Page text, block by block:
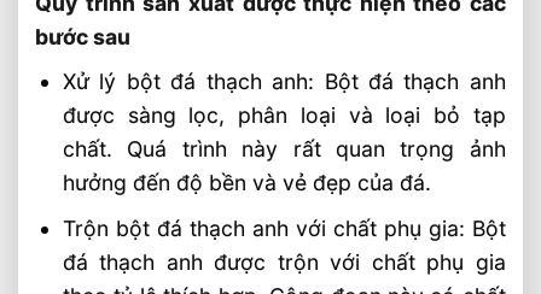
nhân tạo trong trang trí nội thất
Nhà máy sản xuất đá thạch anh
Vcomquartz
Bài Viết Liên Quan
Thạch Anh Ocean Sunset AQ540
Từng Con Sóng Của Biển Với Đá Thạch
bước sau
Xử lý bột đá thạch anh: Bột đá thạch anh
được sàng lọc, phân loại và loại bỏ tạp
chất. Quá trình này rất quan trọng ảnh
hưởng đến độ bền và vẻ đẹp của đá.
Trộn bột đá thạch anh với chất phụ gia: Bột
đá thạch anh được trộn với chất phụ gia